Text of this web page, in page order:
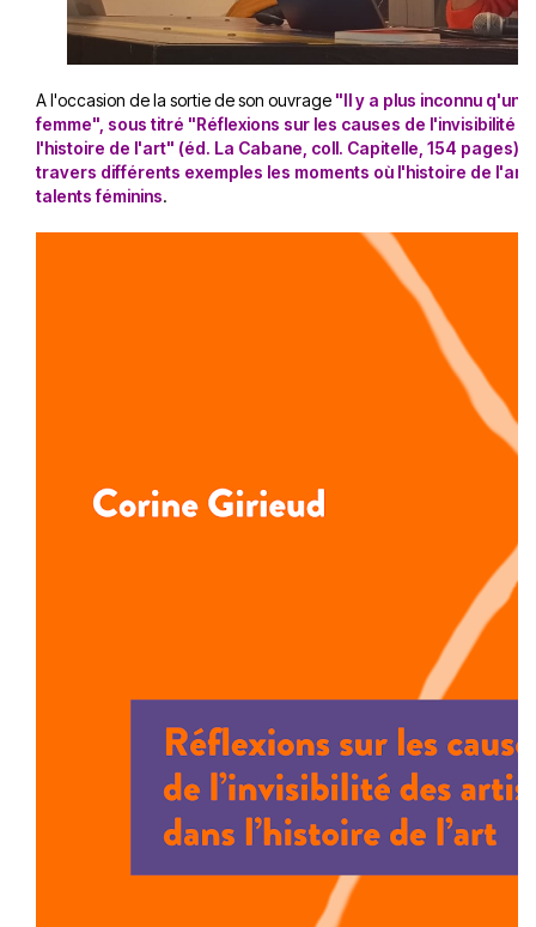
A l'occasion de la sortie de son ouvrage "Il y a plus inconnu q'un
femme", sous titré "Réflexions sur les causes de l'invisibilité
l'histoire de l'art" (éd. La Cabane, coll. Capitelle, 154 pages),
travers différents exemples les moments où l'histoire de l'art
talents féminins.